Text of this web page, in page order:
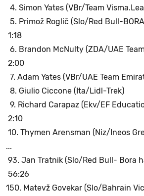
4. Simon Yates (VBr/Team
5. Primož Roglič (Slo/Red Bull-
1:18
6. Brandon McNulty (ZDA/UAE
2:00
7. Adam Yates (VBr/UAE Team
8. Giulio Ciccone (Ita/Lidl-
9. Richard Carapaz (Ekv/EF
2:10
10. Thymen Arensman (Niz/
...
93. Jan Tratnik (Slo/Red Bull-
56:26
150. Matevž Govekar (Slo/Bahrain